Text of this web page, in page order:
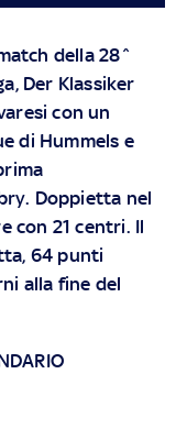
della 28^
Der Klassiker
con un
di Hummels e
Doppietta nel
con 21 centri. Il
64 punti
alla fine del